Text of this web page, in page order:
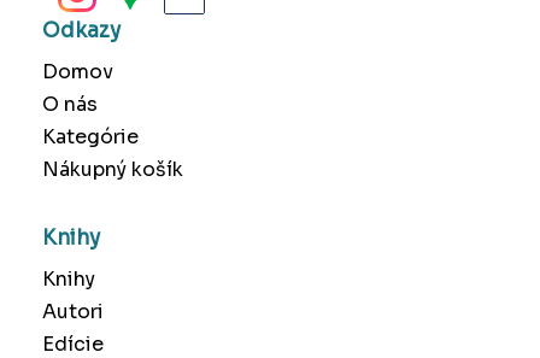
Odkazy
Domov
O nás
Kategórie
Nákupný košík
Knihy
Knihy
Autori
Edície